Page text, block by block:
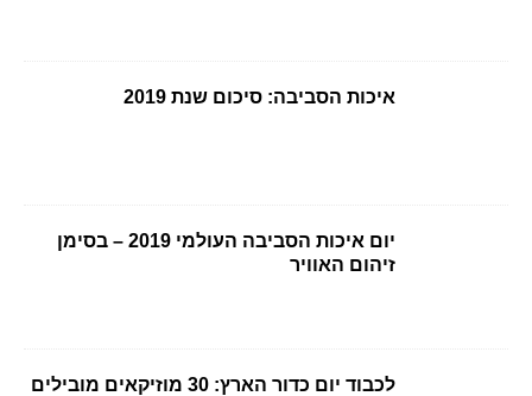
איכות הסביבה: סיכום שנת 2019
יום איכות הסביבה העולמי 2019 – בסימן
זיהום האוויר
לכבוד יום כדור הארץ: 30 מוזיקאים מובילים